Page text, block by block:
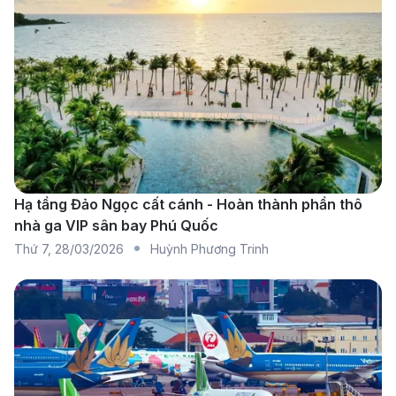
phút. Các hãng hàng không như Vietnam Airlines,
Vietjet Air, Bamboo Airways và Vietravel Airlines
khai thác tuyến bay này.
Các hãng hàng không khai thác tuyến bay
từ Đồng Hới đi Nha Trang
Vietnam Airlines: Mang đến dịch vụ chất lượng
cao với đội ngũ phi hành đoàn chuyên nghiệp và
các tiện nghi hiện đại, đảm bảo một chuyến bay an
toàn và thoải mái.
Vietjet Air: Phù hợp với hành khách tìm kiếm các
chuyến bay tiết kiệm, với mức giá hợp lý và dịch vụ
linh hoạt, mang đến trải nghiệm bay chất lượng.
Bamboo Airways: Cung cấp dịch vụ đẳng cấp với
Hạ tầng Đảo Ngọc cất cánh - Hoàn thành phần thô
nhà ga VIP sân bay Phú Quốc
Thứ 7, 28/03/2026 Huỳnh Phương Trinh